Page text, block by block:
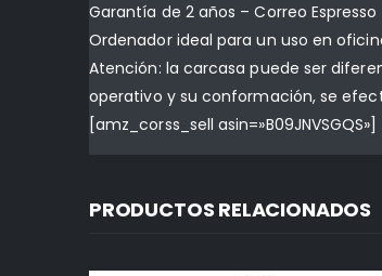
Garantía de 2 años – Correo
Ordenador ideal para un uso en
Atención: la carcasa puede ser
operativo y su conformación, se
[amz_corss_sell asin=»B09JNVSGQS»]
PRODUCTOS RELACIONADOS